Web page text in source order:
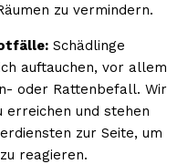
zu vermindern.
Schädlinge
auftauchen, vor allem
oder Rattenbefall. Wir
erreichen und stehen
zur Seite, um
reagieren.